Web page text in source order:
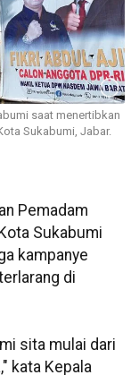
saat menertibkan
Sukabumi, Jabar.
Pemadam
Sukabumi
kampanye
di
sita mulai dari
kata Kepala